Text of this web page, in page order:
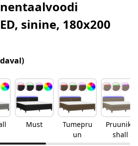
sinine, 180x200
Must
Tumepru
un
Pruunika
shall